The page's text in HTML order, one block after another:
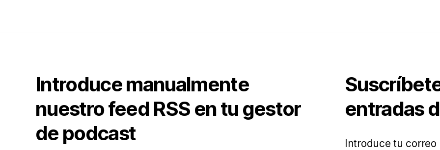
e
a
u
d
Introduce manualmente
nuestro feed RSS en tu gestor
de podcast
entradas
Introduce tu